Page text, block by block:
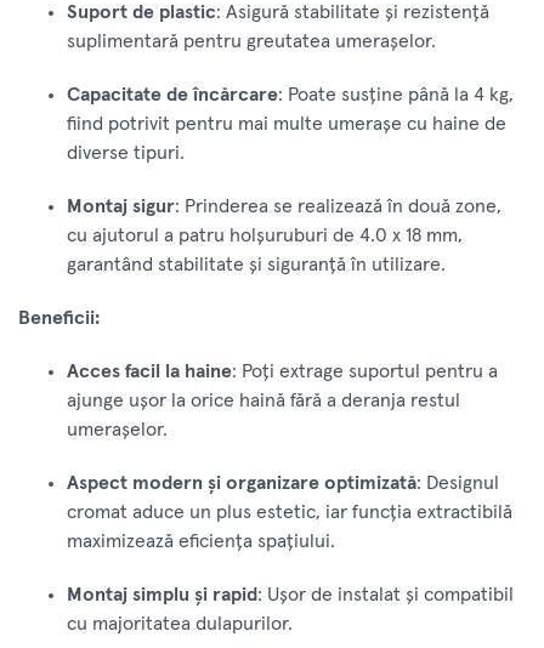
Suport de plastic: Asigură stabilitate și rezistență
suplimentară pentru greutatea umerașelor.
Capacitate de încărcare: Poate susține până la 4 kg,
fiind potrivit pentru mai multe umerașe cu haine de
diverse tipuri.
Montaj sigur: Prinderea se realizează în două zone,
cu ajutorul a patru holșuruburi de 4.0 x 18 mm,
garantând stabilitate și siguranță în utilizare.
Beneficii:
Acces facil la haine: Poți extrage suportul pentru a
ajunge ușor la orice haină fără a deranja restul
umerașelor.
Aspect modern și organizare optimizată: Designul
cromat aduce un plus estetic, iar funcția extractibilă
maximizează eficiența spațiului.
Montaj simplu și rapid: Ușor de instalat și compatibil
cu majoritatea dulapurilor.